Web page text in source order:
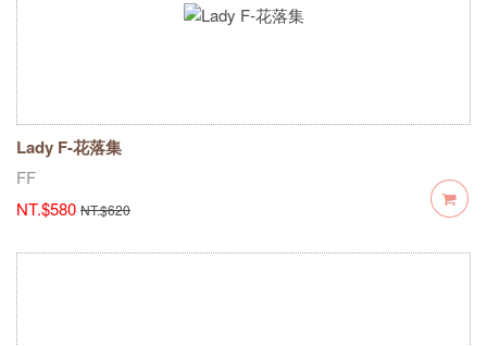
Lady F-花落集
FF
NT.$580 NT.$620